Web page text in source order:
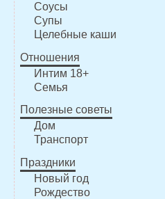
Соусы
Супы
Целебные каши
Отношения
Интим 18+
Семья
Полезные советы
Дом
Транспорт
Праздники
Новый год
Рождество